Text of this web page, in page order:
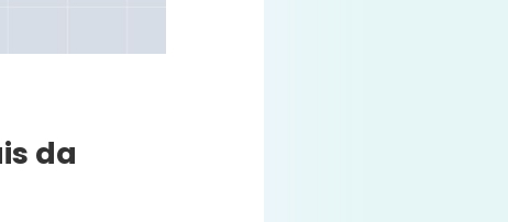
da